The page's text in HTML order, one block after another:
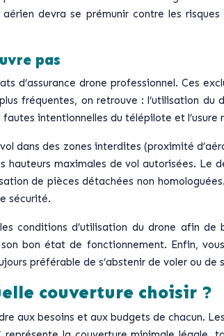
devra se prémunir contre les
pas
drone professionnel. Ces
fréquentes, on retrouve : l’utilisation
intentionnelles du télépilote et l’usure
dans des zones interdites (proximité
hauteurs maximales de vol autorisées.
de pièces détachées non
sécurité.
conditions d’utilisation du drone afin
bon état de fonctionnement. Enfin,
préférable de s’abstenir de voler ou de
couverture choisir ?
aux besoins et aux budgets de chacun.